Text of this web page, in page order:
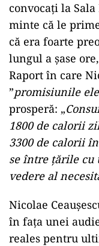
convocaţi la
minte că le
că era foarte
lungul a şase
Raport în care
”promisiunile
prosperă: „
1800 de calorii
3300 de calorii
se între ţările cu
vedere al
Nicolae
în faţa unei
reales pentru